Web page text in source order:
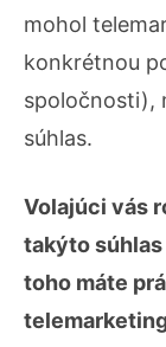
mohol
konkrétnou
spoločnosti),
súhlas.
Volajúci vás
takýto
toho máte